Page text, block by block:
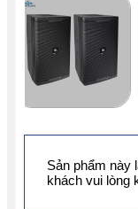
Sản phẩm này
khách vui lòng